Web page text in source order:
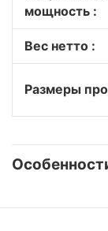
мощность :
Вес нетто :
Размеры